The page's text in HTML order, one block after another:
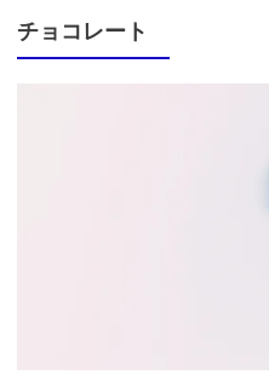
チョコレート